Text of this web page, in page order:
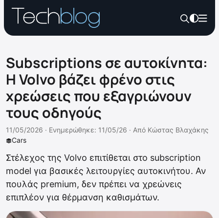
Subscriptions σε αυτοκίνητα:
Η Volvo βάζει φρένο στις
χρεώσεις που εξαγριώνουν
τους οδηγούς
Cars
11/05/2026 · Ενημερώθηκε: 11/05/26 · Από Κώστας Βλαχάκης
Στέλεχος της Volvo επιτίθεται στο subscription
model για βασικές λειτουργίες αυτοκινήτου. Αν
πουλάς premium, δεν πρέπει να χρεώνεις
επιπλέον για θέρμανση καθισμάτων.